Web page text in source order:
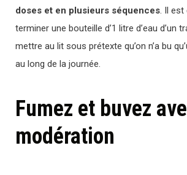
doses et en plusieurs séquences. Il est
terminer une bouteille d’1 litre d’eau d’un
mettre au lit sous prétexte qu’on n’a bu
au long de la journée.
Fumez et buvez
modération